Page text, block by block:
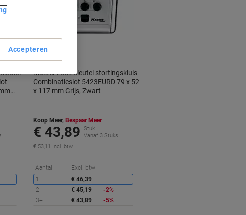
Korting
Master Lock Sleutel stortingskluis
Combinatieslot 5423EURD 79 x 52
x 117 mm Grijs, Zwart
Koop Meer, Bespaar Meer
€ 43,89
Stuk
Vanaf 3 Stuks
€ 53,11 Incl. btw
Aantal Excl. btw
1
€ 46,39
2
€ 45,19
-2%
3+
€ 43,89 -5%
Accepteren